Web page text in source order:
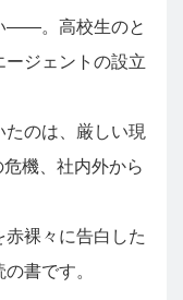
――。高校生のと
ージェントの設立
たのは、厳しい現
機、社内外から
裸々に告白した
書です。